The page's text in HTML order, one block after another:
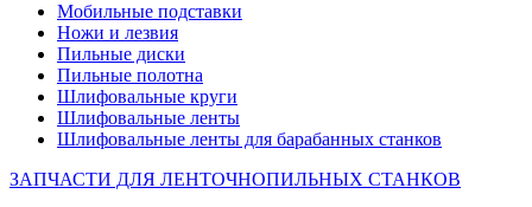
Мобильные подставки
Ножи и лезвия
Пильные диски
Пильные полотна
Шлифовальные круги
Шлифовальные ленты
Шлифовальные ленты для барабанных станков
ЗАПЧАСТИ ДЛЯ ЛЕНТОЧНОПИЛЬНЫХ СТАНКОВ